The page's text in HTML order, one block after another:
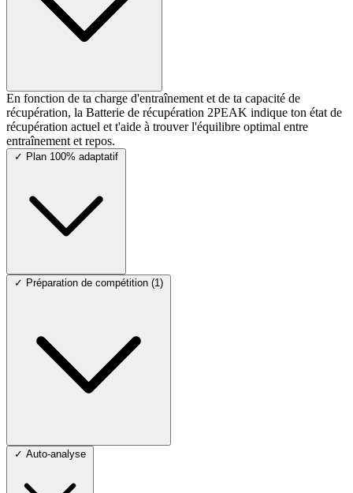
En fonction de ta charge d'entraînement et de ta capacité de
récupération, la Batterie de récupération 2PEAK indique ton état de
récupération actuel et t'aide à trouver l'équilibre optimal entre
entraînement et repos.
✓ Plan 100% adaptatif
✓ Préparation de compétition (1)
✓ Auto-analyse